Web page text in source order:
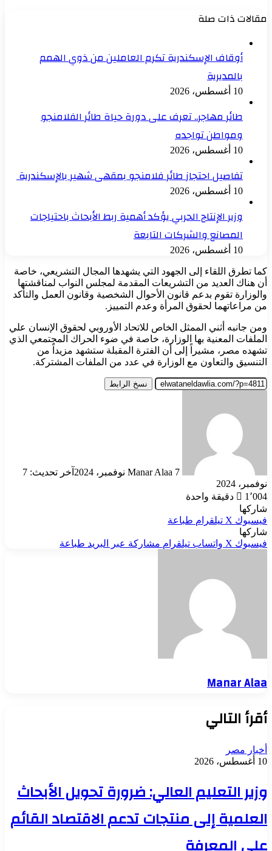
مقالات ذات صلة
أوقاف الإسكندرية تكرم العاملين من ذوي الهمم
بالمديرية
10 أغسطس، 2026
طائر مهاجر.. تعرف على دورة حياة طائر الفلامنجو
ومواطن تواجده
10 أغسطس، 2026
تفاصيل احتجاز طائر فلامنجو بمقهى شهير بالإسكندرية
10 أغسطس، 2026
وزير الإنتاج الحربي يؤكد أهمية ربط الأبحاث باحتياجات
المصانع والشركات التابعة
10 أغسطس، 2026
كما تطرق اللقاء إلى الجهود التي يشهدها المجال التشريعي، خاصة
أن هناك العديد من التشريعات المقدمة لمجلس النواب لمناقشتها
والوزارة تقوم بدعم قانون الأحوال الشخصية وقانون العمل والتأكد
من مراعاتهما لحقوق المرأة وعدم التمييز.
ومن جانبه أثني الممثل الخاص للاتحاد الأوروبي لحقوق الإنسان علي
الملفات المعنية بها الوزارة، خاصة في ضوء الحراك المجتمعي الذي
تشهده مصر، مشيراً إلى أن الفترة المقبلة ستشهد مزيداً من
التنسيق والتعاون مع الوزارة في عدد من الملفات المشتركة.
نسخ الرابط
Manar Alaa 7 نوفمبر، 2024
آخر تحديث: 7
نوفمبر، 2024
1٬004
دقيقة واحدة
شاركها
فيسبوك ‫X تيلقرام طباعة
شاركها
فيسبوك ‫X واتساب تيلقرام مشاركة عبر البريد طباعة
Manar Alaa
أقرأ التالي
أخبار مصر
10 أغسطس، 2026
وزير التعليم العالي: ضرورة تحويل الأبحاث
العلمية إلى منتجات تدعم الاقتصاد القائم